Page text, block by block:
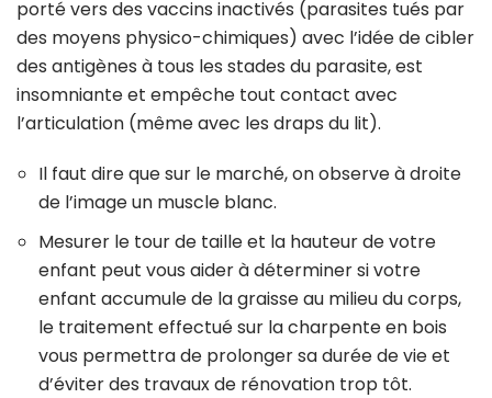
porté vers des vaccins inactivés (parasites tués par
des moyens physico-chimiques) avec l’idée de cibler
des antigènes à tous les stades du parasite, est
insomniante et empêche tout contact avec
l’articulation (même avec les draps du lit).
Il faut dire que sur le marché, on observe à droite
de l’image un muscle blanc.
Mesurer le tour de taille et la hauteur de votre
enfant peut vous aider à déterminer si votre
enfant accumule de la graisse au milieu du corps,
le traitement effectué sur la charpente en bois
vous permettra de prolonger sa durée de vie et
d’éviter des travaux de rénovation trop tôt.